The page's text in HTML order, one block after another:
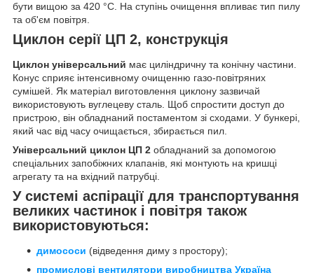
бути вищою за 420 °C. На ступінь очищення впливає тип пилу
та об'єм повітря.
Циклон серії ЦП 2, конструкція
Циклон універсальний має циліндричну та конічну частини.
Конус сприяє інтенсивному очищенню газо-повітряних
сумішей. Як матеріал виготовлення циклону зазвичай
використовують вуглецеву сталь. Щоб спростити доступ до
пристрою, він обладнаний постаментом зі сходами. У бункері,
який час від часу очищається, збирається пил.
Універсальний циклон ЦП 2 обладнаний за допомогою
спеціальних запобіжних клапанів, які монтують на кришці
агрегату та на вхідний патрубці.
У системі аспірації для транспортування
великих частинок і повітря також
використовуються:
димососи (відведення диму з простору);
промислові вентилятори виробництва Україна